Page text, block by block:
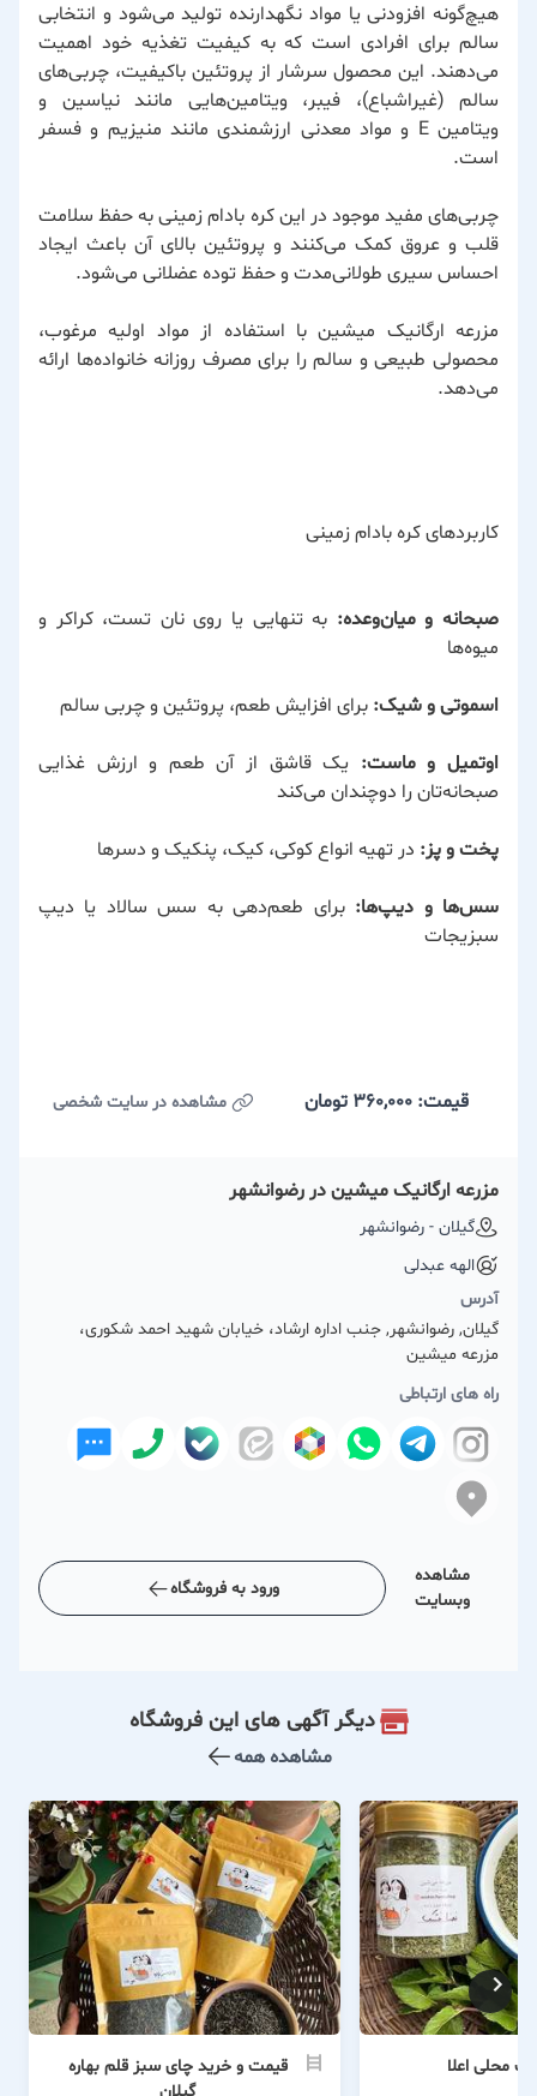
هیچ‌گونه افزودنی یا مواد نگهدارنده تولید می‌شود و انتخابی
سالم برای افرادی است که به کیفیت تغذیه خود اهمیت
می‌دهند. این محصول سرشار از پروتئین باکیفیت، چربی‌های
سالم (غیراشباع)، فیبر، ویتامین‌هایی مانند نیاسین و
ویتامین E و مواد معدنی ارزشمندی مانند منیزیم و فسفر
است.
چربی‌های مفید موجود در این کره بادام زمینی به حفظ سلامت
قلب و عروق کمک می‌کنند و پروتئین بالای آن باعث ایجاد
احساس سیری طولانی‌مدت و حفظ توده عضلانی می‌شود.
مزرعه ارگانیک میشینبا استفاده از مواد اولیه مرغوب،
محصولی طبیعی و سالم را برای مصرف روزانه خانواده‌ها ارائه
می‌دهد.
کاربردهای کره بادام زمینی
صبحانه و میان‌وعده: به تنهایی یا روی نان تست، کراکر و
میوه‌ها
اسموتی و شیک: برای افزایش طعم، پروتئین و چربی سالم
اوتمیل و ماست: یک قاشق از آن طعم و ارزش غذایی
صبحانه‌تان را دوچندان می‌کند
پخت و پز: در تهیه انواع کوکی، کیک، پنکیک و دسرها
سس‌ها و دیپ‌ها: برای طعم‌دهی به سس سالاد یا دیپ
سبزیجات
قیمت: 360,000 تومان مشاهده در سایت شخصی
مزرعه ارگانیک میشین در رضوانشهر
گیلان - رضوانشهر
الهه عبدلی
آدرس
گیلان, رضوانشهر, جنب اداره ارشاد، خیابان شهید احمد شکوری،
مزرعه میشین
راه های ارتباطی
مشاهده
وبسایت
ورود به فروشگاه
دیگر آگهی های این فروشگاه
مشاهده همه
محلی اعلا
قیمت و خرید چای سبز قلم بهاره